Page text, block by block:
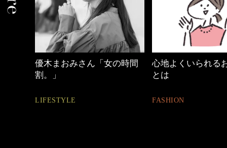
心地よくいられるおしゃれ
とは
FASHION
40代の小顔メイク